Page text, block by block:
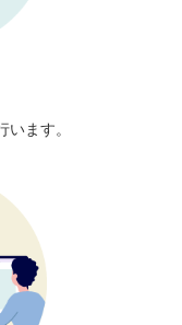
ます。